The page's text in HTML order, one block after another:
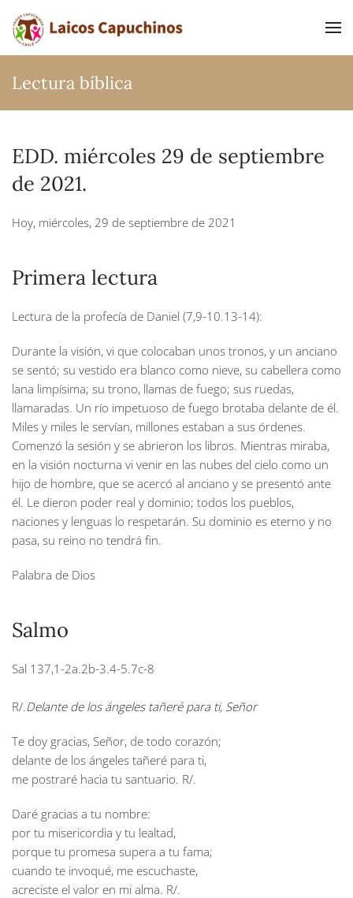
Ir al contenido principal
Lectura bíblica
EDD. miércoles 29 de septiembre
de 2021.
Hoy, miércoles, 29 de septiembre de 2021
Primera lectura
Lectura de la profecía de Daniel (7,9-10.13-14):
Durante la visión, vi que colocaban unos tronos, y un anciano
se sentó; su vestido era blanco como nieve, su cabellera como
lana limpísima; su trono, llamas de fuego; sus ruedas,
llamaradas. Un río impetuoso de fuego brotaba delante de él.
Miles y miles le servían, millones estaban a sus órdenes.
Comenzó la sesión y se abrieron los libros. Mientras miraba,
en la visión nocturna vi venir en las nubes del cielo como un
hijo de hombre, que se acercó al anciano y se presentó ante
él. Le dieron poder real y dominio; todos los pueblos,
naciones y lenguas lo respetarán. Su dominio es eterno y no
pasa, su reino no tendrá fin.
Palabra de Dios
Salmo
Sal 137,1-2a.2b-3.4-5.7c-8
R/.Delante de los ángeles tañeré para ti, Señor
Te doy gracias, Señor, de todo corazón;
delante de los ángeles tañeré para ti,
me postraré hacia tu santuario. R/.
Daré gracias a tu nombre:
por tu misericordia y tu lealtad,
porque tu promesa supera a tu fama;
cuando te invoqué, me escuchaste,
acreciste el valor en mi alma. R/.